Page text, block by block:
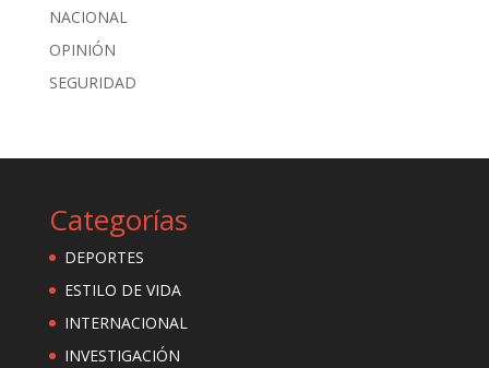
NACIONAL
OPINIÓN
SEGURIDAD
Categorías
DEPORTES
ESTILO DE VIDA
INTERNACIONAL
INVESTIGACIÓN